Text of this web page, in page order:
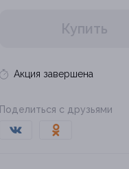
Купить
Акция завершена
Поделиться с друзьями